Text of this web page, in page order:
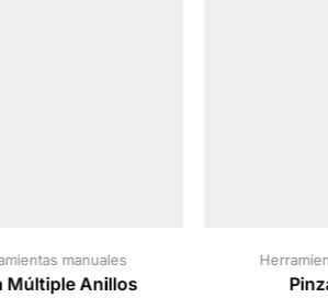
manuales
Múltiple Anillos